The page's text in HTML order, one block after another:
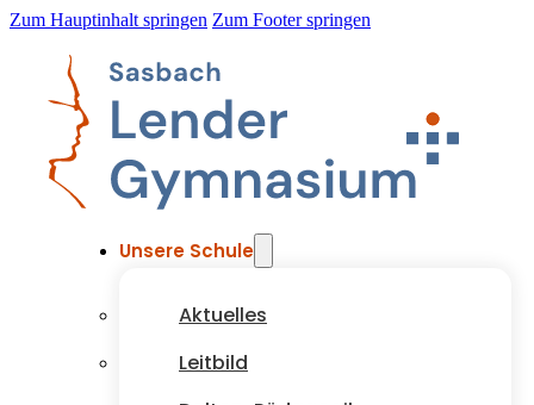
Zum Hauptinhalt springen Zum Footer springen
Unsere Schule
Aktuelles
Leitbild